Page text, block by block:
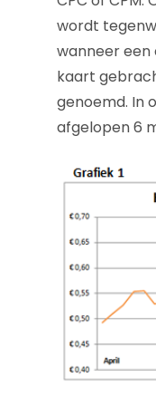
wordt
wanneer een
kaart
genoemd. In
afgelopen 6